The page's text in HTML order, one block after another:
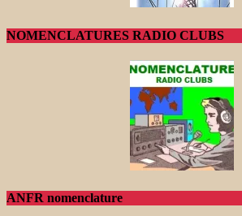
NOMENCLATURES RADIO CLUBS
ANFR nomenclature